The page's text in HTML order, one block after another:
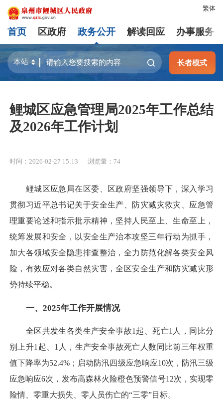
繁体
首页 区政府 政务公开 解读回应 办事服务
长者模式
鲤城区应急管理局2025年工作总结
及2026年工作计划
时间：2026-02-27 15:13 浏览量： 74
鲤城区应急局在区委、区政府坚强领导下，深入学习
贯彻习近平总书记关于安全生产、防灾减灾救灾、应急管
理重要论述和指示批示精神，坚持人民至上、生命至上，
统筹发展和安全，以安全生产治本攻坚三年行动为抓手，
加大各领域安全隐患排查整治，全力防范化解各类安全风
险，有效应对各类自然灾害，全区安全生产和防灾减灾形
势持续平稳。
一、2025年工作开展情况
全区共发生各类生产安全事故1起、死亡1人，同比分
别上升1起、1人，生产安全事故死亡人数同比前三年权重
值下降率为52.4%；启动防汛四级应急响应10次，防汛三级
应急响应6次，发布高森林火险橙色预警信号12次，实现零
险情、零重大损失、零人员伤亡的“三零”目标。